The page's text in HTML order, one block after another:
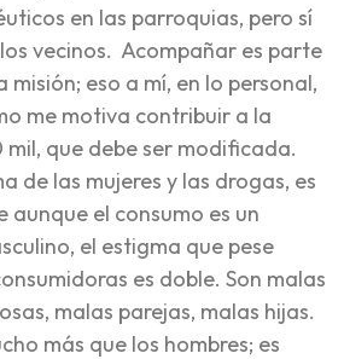
en las parroquias, pero sí
vecinos. Acompañar es parte
eso a mí, en lo personal,
me motiva contribuir a la
mil, que debe ser modificada.
de las mujeres y las drogas, es
el consumo es un
el estigma que pese
es doble. Son malas
malas parejas, malas hijas.
más que los hombres; es